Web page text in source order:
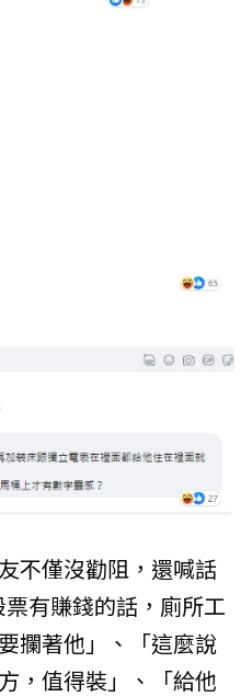
不僅沒勸阻，還喊話
有賺錢的話，廁所工
攔著他」、「這麼說
，值得裝」、「給他